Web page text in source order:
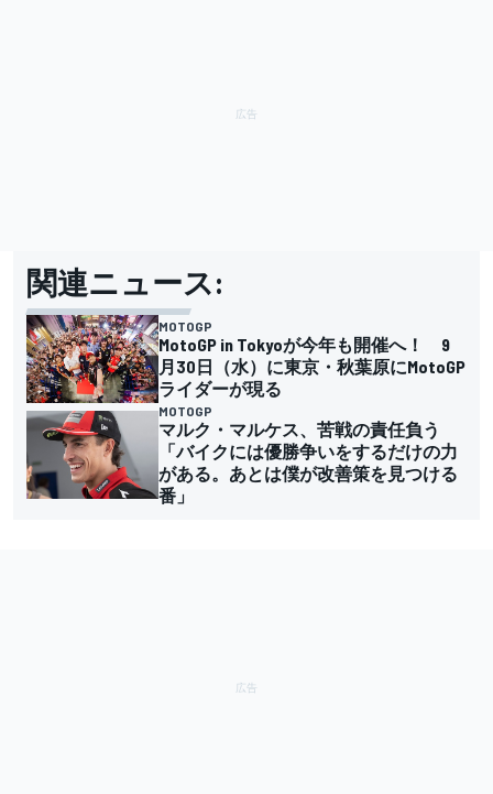
関連ニュース:
MOTOGP
MotoGP in Tokyoが今年も開催へ！ 9
月30日（水）に東京・秋葉原にMotoGP
ライダーが現る
MOTOGP
マルク・マルケス、苦戦の責任負う
「バイクには優勝争いをするだけの力
がある。あとは僕が改善策を見つける
番」